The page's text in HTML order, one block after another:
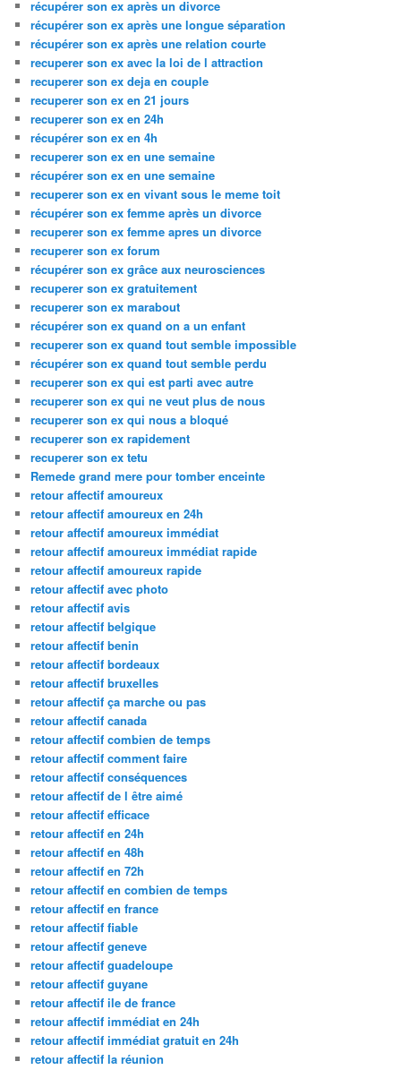
récupérer son ex après un divorce
récupérer son ex après une longue séparation
récupérer son ex après une relation courte
recuperer son ex avec la loi de l attraction
recuperer son ex deja en couple
recuperer son ex en 21 jours
recuperer son ex en 24h
récupérer son ex en 4h
recuperer son ex en une semaine
récupérer son ex en une semaine
recuperer son ex en vivant sous le meme toit
récupérer son ex femme après un divorce
recuperer son ex femme apres un divorce
recuperer son ex forum
récupérer son ex grâce aux neurosciences
recuperer son ex gratuitement
recuperer son ex marabout
récupérer son ex quand on a un enfant
recuperer son ex quand tout semble impossible
récupérer son ex quand tout semble perdu
recuperer son ex qui est parti avec autre
recuperer son ex qui ne veut plus de nous
recuperer son ex qui nous a bloqué
recuperer son ex rapidement
recuperer son ex tetu
Remede grand mere pour tomber enceinte
retour affectif amoureux
retour affectif amoureux en 24h
retour affectif amoureux immédiat
retour affectif amoureux immédiat rapide
retour affectif amoureux rapide
retour affectif avec photo
retour affectif avis
retour affectif belgique
retour affectif benin
retour affectif bordeaux
retour affectif bruxelles
retour affectif ça marche ou pas
retour affectif canada
retour affectif combien de temps
retour affectif comment faire
retour affectif conséquences
retour affectif de l être aimé
retour affectif efficace
retour affectif en 24h
retour affectif en 48h
retour affectif en 72h
retour affectif en combien de temps
retour affectif en france
retour affectif fiable
retour affectif geneve
retour affectif guadeloupe
retour affectif guyane
retour affectif ile de france
retour affectif immédiat en 24h
retour affectif immédiat gratuit en 24h
retour affectif la réunion